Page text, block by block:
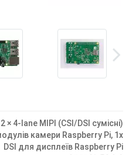
2 × 4-lane MIPI (CSI/DSI сумісні)
камери Raspberry Pi, 1x
DSI для дисплеїв Raspberry Pi